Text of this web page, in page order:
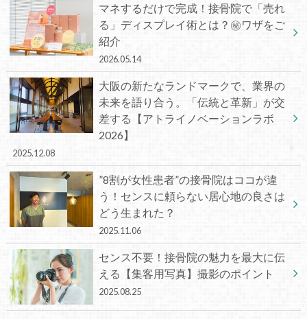
マネするだけで完成！接骨院で「売れ
る」ディスプレイ術とは？㊙ワザをご
紹介
2026.05.14
大阪の新たなランドマークで、業界の
未来を語り合う。「伝統と革新」が交
差する【アトライノベーションラボ
2026】
2025.12.08
”8割が女性患者”の接骨院はココが違
う！センスに頼らない居心地の良さは
どう生まれた？
2025.11.06
センス不要！接骨院の魅力を最大に伝
える【集客用写真】撮影のポイント
2025.08.25